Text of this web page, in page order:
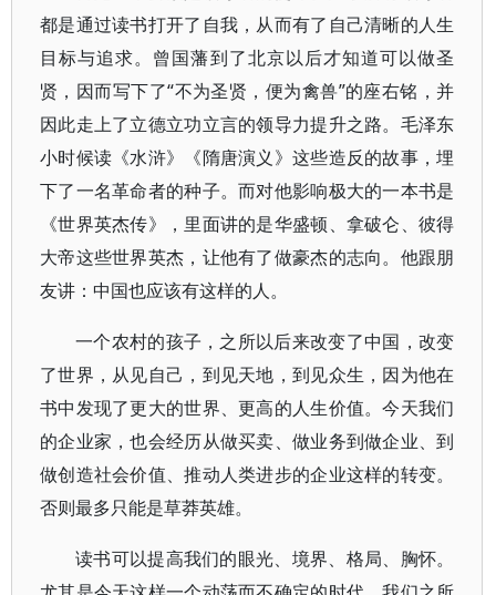
都是通过读书打开了自我，从而有了自己清晰的人生
目标与追求。曾国藩到了北京以后才知道可以做圣
贤，因而写下了“不为圣贤，便为禽兽”的座右铭，并
因此走上了立德立功立言的领导力提升之路。毛泽东
小时候读《水浒》《隋唐演义》这些造反的故事，埋
下了一名革命者的种子。而对他影响极大的一本书是
《世界英杰传》，里面讲的是华盛顿、拿破仑、彼得
大帝这些世界英杰，让他有了做豪杰的志向。他跟朋
友讲：中国也应该有这样的人。
一个农村的孩子，之所以后来改变了中国，改变
了世界，从见自己，到见天地，到见众生，因为他在
书中发现了更大的世界、更高的人生价值。今天我们
的企业家，也会经历从做买卖、做业务到做企业、到
做创造社会价值、推动人类进步的企业这样的转变。
否则最多只能是草莽英雄。
读书可以提高我们的眼光、境界、格局、胸怀。